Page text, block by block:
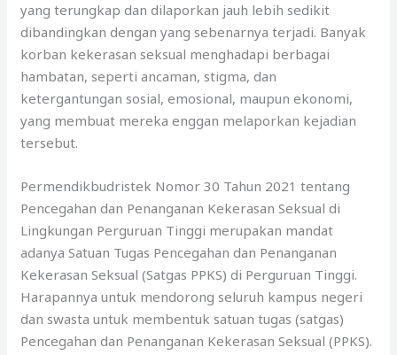
yang terungkap dan dilaporkan jauh lebih sedikit
dibandingkan dengan yang sebenarnya terjadi. Banyak
korban kekerasan seksual menghadapi berbagai
hambatan, seperti ancaman, stigma, dan
ketergantungan sosial, emosional, maupun ekonomi,
yang membuat mereka enggan melaporkan kejadian
tersebut.
Permendikbudristek Nomor 30 Tahun 2021 tentang
Pencegahan dan Penanganan Kekerasan Seksual di
Lingkungan Perguruan Tinggi merupakan mandat
adanya Satuan Tugas Pencegahan dan Penanganan
Kekerasan Seksual (Satgas PPKS) di Perguruan Tinggi.
Harapannya untuk mendorong seluruh kampus negeri
dan swasta untuk membentuk satuan tugas (satgas)
Pencegahan dan Penanganan Kekerasan Seksual (PPKS).